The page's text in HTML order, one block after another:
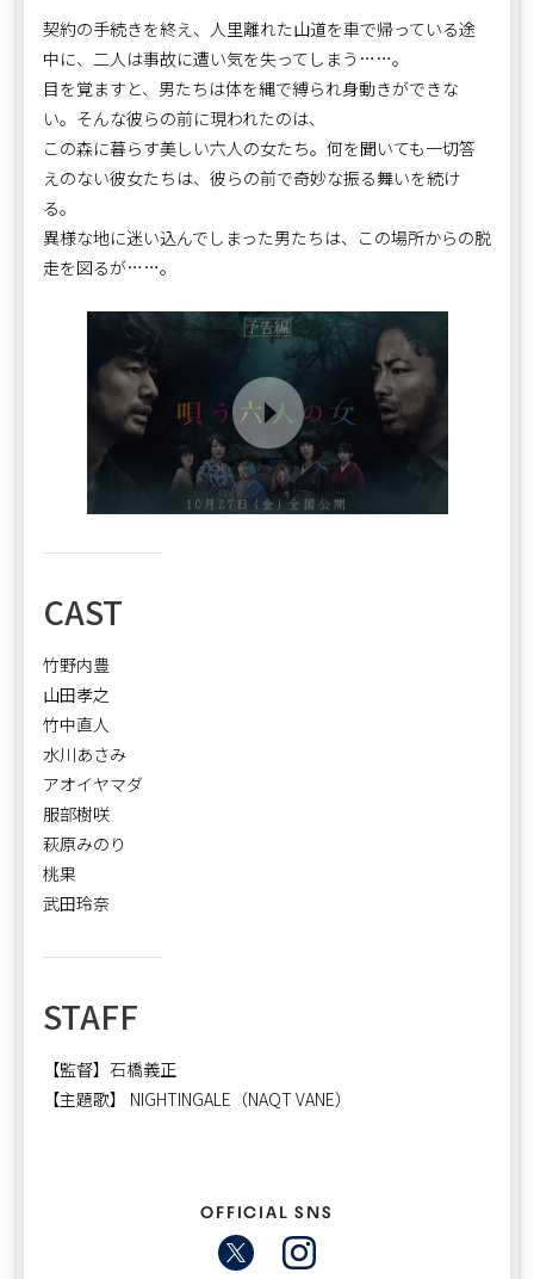
契約の手続きを終え、人里離れた山道を車で帰っている途
中に、二人は事故に遭い気を失ってしまう……。
目を覚ますと、男たちは体を縄で縛られ身動きができな
い。そんな彼らの前に現われたのは、
この森に暮らす美しい六人の女たち。何を聞いても一切答
えのない彼女たちは、彼らの前で奇妙な振る舞いを続け
る。
異様な地に迷い込んでしまった男たちは、この場所からの脱
走を図るが……。
CAST
竹野内豊
山田孝之
竹中直人
水川あさみ
アオイヤマダ
服部樹咲
萩原みのり
桃果
武田玲奈
STAFF
【監督】石橋義正
【主題歌】 NIGHTINGALE（NAQT VANE）
OFFICIAL SNS